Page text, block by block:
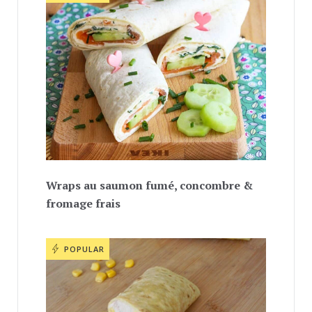
Wraps au saumon fumé, concombre &
fromage frais
POPULAR